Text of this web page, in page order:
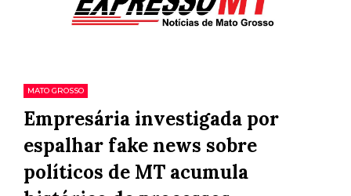
MATO GROSSO
Empresária investigada por
espalhar fake news sobre
políticos de MT acumula